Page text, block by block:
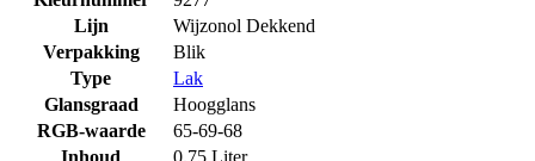
Lijn
Wijzonol Dekkend
Verpakking
Blik
Type
Lak
Glansgraad
Hoogglans
RGB-waarde
65-69-68
Inhoud
0.75 Liter